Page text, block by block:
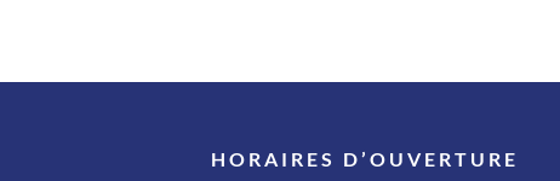
HORAIRES D’OUVERTURE